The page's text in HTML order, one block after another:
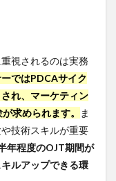
視されるのは実務
ではPDCAサイク
れ、マーケティン
求められます。
ま
技術スキルが重要
年程度のOJT期間が
ルアップできる環